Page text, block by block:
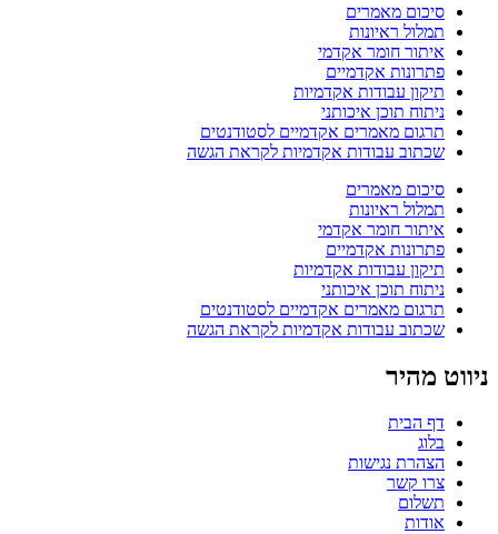
סיכום מאמרים
תמלול ראיונות
איתור חומר אקדמי
פתרונות אקדמיים
תיקון עבודות אקדמיות
ניתוח תוכן איכותני
תרגום מאמרים אקדמיים לסטודנטים
שכתוב עבודות אקדמיות לקראת הגשה
סיכום מאמרים
תמלול ראיונות
איתור חומר אקדמי
פתרונות אקדמיים
תיקון עבודות אקדמיות
ניתוח תוכן איכותני
תרגום מאמרים אקדמיים לסטודנטים
שכתוב עבודות אקדמיות לקראת הגשה
ניווט מהיר
דף הבית
בלוג
הצהרת נגישות
צרו קשר
תשלום
אודות